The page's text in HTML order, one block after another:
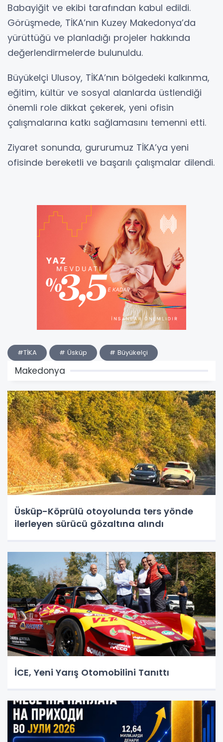
Babayiğit ve ekibi tarafından kabul edildi.
Görüşmede, TİKA’nın Kuzey Makedonya’da
yürüttüğü ve planladığı projeler hakkında
değerlendirmelerde bulunuldu.
Büyükelçi Ulusoy, TİKA’nın bölgedeki kalkınma,
eğitim, kültür ve sosyal alanlarda üstlendiği
önemli role dikkat çekerek, yeni ofisin
çalışmalarına katkı sağlamasını temenni etti.
Ziyaret sonunda, gururumuz TİKA’ya yeni
ofisinde bereketli ve başarılı çalışmalar dilendi.
#TİKA # Üsküp # Büyükelçi
Makedonya
Üsküp-Köprülü otoyolunda ters yönde
ilerleyen sürücü gözaltına alındı
İCE, Yeni Yarış Otomobilini Tanıttı